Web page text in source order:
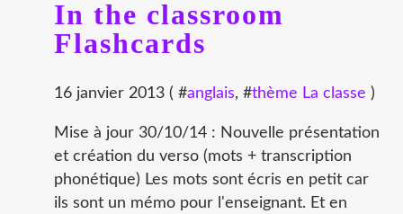
In the classroom
Flashcards
16 janvier 2013 ( #anglais, #thème La classe )
Mise à jour 30/10/14 : Nouvelle présentation
et création du verso (mots + transcription
phonétique) Les mots sont écris en petit car
ils sont un mémo pour l'enseignant. Et en